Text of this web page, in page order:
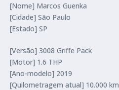
[Nome] Marcos Guenka
[Cidade] São Paulo
[Estado] SP
[Versão] 3008 Griffe Pack
[Motor] 1.6 THP
[Ano-modelo] 2019
[Quilometragem atual] 10.000 km